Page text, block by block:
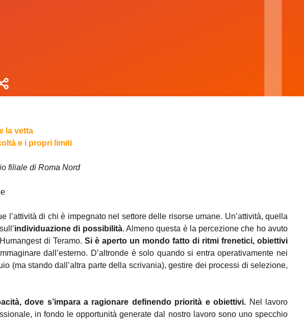
la vetta
e i propri limiti
filiale di Roma Nord
di chi è impegnato nel settore delle risorse umane. Un’attività, quella
individuazione di possibilità. Almeno questa è la percezione che ho avuto
di Teramo.Si è aperto un mondo fatto di ritmi frenetici, obiettivi
dall’esterno. D’altronde è solo quando si entra operativamente nei
(ma stando dall’altra parte della scrivania), gestire dei processi di selezione,
dove s’impara a ragionare definendo priorità e obiettivi. Nel lavoro
in fondo le opportunità generate dal nostro lavoro sono uno specchio